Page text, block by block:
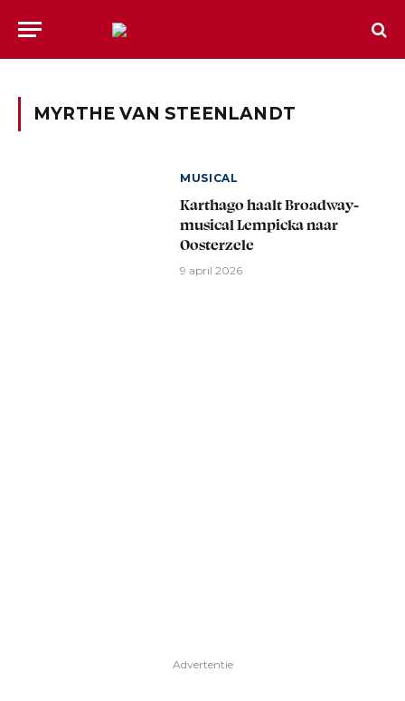
MYRTHE VAN STEENLANDT
MUSICAL
Karthago haalt Broadway-
musical Lempicka naar
Oosterzele
9 april 2026
Advertentie